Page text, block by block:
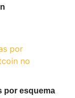
por esquema